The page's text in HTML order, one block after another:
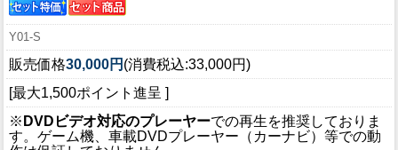
Y01-S
販売価格30,000円 (消費税込:33,000円)
[最大1,500ポイント進呈 ]
※ DVDビデオ対応のプレーヤーでの再生を推奨しておりま
す。ゲーム機、車載DVDプレーヤー（カーナビ）等での動